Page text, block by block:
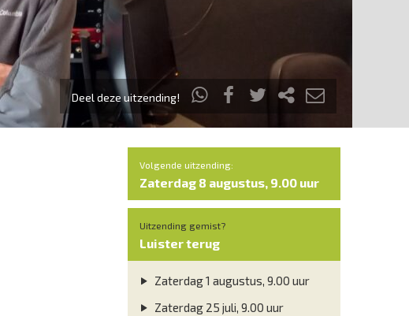
Deel deze uitzending!
Volgende uitzending:
Zaterdag 8 augustus, 9.00 uur
Uitzending gemist?
Luister terug
Zaterdag 1 augustus, 9.00 uur
Zaterdag 25 juli, 9.00 uur